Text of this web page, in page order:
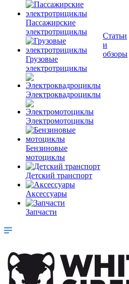
Пассажирские
электротрициклы
Грузовые
электротрициклы
Электроквадроциклы
Электромотоциклы
Бензиновые
мотоциклы
Детский транспорт
Аксессуары
Запчасти
Статьи
и
обзоры